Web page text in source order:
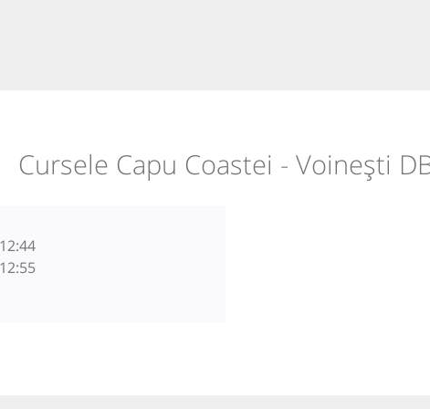
Cursele Capu Coastei - Voinești
12:44
12:55